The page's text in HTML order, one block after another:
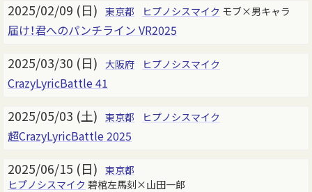
2025/02/09 (日) 東京都 ヒプノシスマイク モブ×男キャラ
届け！君へのパンチライン VR2025
2025/03/30 (日) 大阪府 ヒプノシスマイク
CrazyLyricBattle 41
2025/05/03 (土) 東京都 ヒプノシスマイク
超CrazyLyricBattle 2025
2025/06/15 (日) 東京都
ヒプノシスマイク 碧棺左馬刻×山田一郎